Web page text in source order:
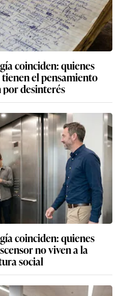
coinciden: quienes
el pensamiento
por desinterés
coinciden: quienes
no viven a la
social